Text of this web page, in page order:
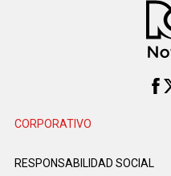
CORPORATIVO
RESPONSABILIDAD SOCIAL